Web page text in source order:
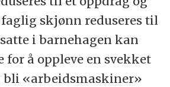
skjønn reduseres til
i barnehagen kan
for å oppleve en svekket
«arbeidsmaskiner»